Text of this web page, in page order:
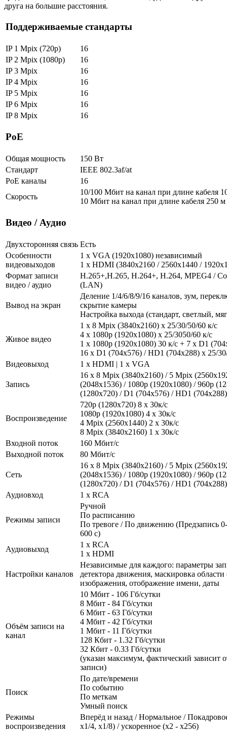
друга на большие расстояния.
Поддерживаемые стандарты
IP 1 Mpix (720p)
16
IP 2 Mpix (1080p)
16
IP 3 Mpix
16
IP 4 Mpix
16
IP 5 Mpix
16
IP 6 Mpix
16
IP 8 Mpix
16
РоЕ
Общая мощность
150 Вт
Стандарт
IEEE 802.3af/at
PoE каналы
16
Скорость
10/100 Мбит на канал при длине кабеля
10 Мбит на канал при длине кабеля 250 м
Видео / Аудио
Двухсторонняя связь Есть
Особенности
видеовыходов
1 x VGA (1920x1080) независимый
1 x HDMI (3840x2160 / 2560x1440 /
Формат записи
видео / аудио
H.265+,H.265, H.264+, H.264, MPEG4 /
(LAN)
Вывод на экран
Деление 1/4/6/8/9/16 каналов, зум,
скрытие камеры
Настройка выхода (стандарт, светлый,
Живое видео
1 x 8 Mpix (3840x2160) х 25/30/50/60 к/с
4 х 1080р (1920х1080) х 25/3050/60 к/с
1 x 1080p (1920х1080) 30 к/с + 7 x D1
16 х D1 (704x576) / HD1 (704x288) х 25/
Видеовыход
1 x HDMI | 1 x VGA
Запись
16 х 8 Mpix (3840x2160) / 5 Mpix
(2048х1536) / 1080p (1920х1080) / 960p
(1280х720) / D1 (704x576) / HD1
Воспроизведение
720p (1280х720) 8 x 30к/с
1080р (1920x1080) 4 x 30к/с
4 Mpix (2560x1440) 2 x 30к/с
8 Mpix (3840x2160) 1 x 30к/с
Входной поток
160 Мбит/с
Выходной поток
80 Мбит/с
Сеть
16 х 8 Mpix (3840x2160) / 5 Mpix
(2048х1536) / 1080p (1920х1080) / 960p
(1280х720) / D1 (704x576) / HD1
Аудиовход
1 x RCA
Режимы записи
Ручной
По расписанию
По тревоге / По движению (Предзапись
600 с)
Аудиовыход
1 x RCA
1 x HDMI
Настройки каналов
Независимые для каждого: параметры
детектора движения, маскировка
изображения, отображение имени, даты
Объём записи на
канал
10 Мбит - 106 Гб/сутки
8 Мбит - 84 Гб/сутки
6 Мбит - 63 Гб/сутки
4 Мбит - 42 Гб/сутки
1 Мбит - 11 Гб/сутки
128 Кбит - 1.32 Гб/сутки
32 Кбит - 0.33 Гб/сутки
(указан максимум, фактический зависит
записи)
Поиск
По дате/времени
По событию
По меткам
Умный поиск
Режимы
воспроизведения
Вперёд и назад / Нормальное /
х1/4, х1/8) / ускоренное (х2 - х256)